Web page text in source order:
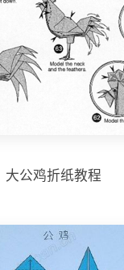
大公鸡折纸教程